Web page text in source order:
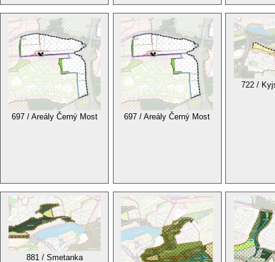
697 / Areály Černý Most 697 / Areály Černý Most
722 /
881 / Smetanka